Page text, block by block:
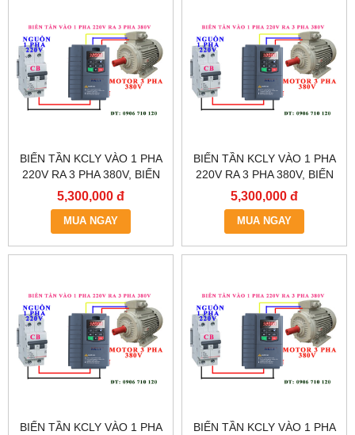
BIẾN TẦN KCLY VÀO 1 PHA
220V RA 3 PHA 380V, BIẾN
TẦN KCLY KOC600-
5R5GT3-B
5,300,000 đ
MUA NGAY
BIẾN TẦN KCLY VÀO 1 PHA
220V RA 3 PHA 380V, BIẾN
TẦN KCLY KOC600-
3R7GT3-B
5,300,000 đ
MUA NGAY
BIẾN TẦN KCLY VÀO 1 PHA
BIẾN TẦN KCLY VÀO 1 PHA